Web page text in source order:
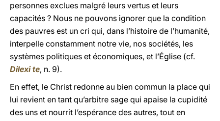
personnes exclues malgré leurs vertus et leurs
capacités ? Nous ne pouvons ignorer que la condition
des pauvres est un cri qui, dans l’histoire de l’humanité,
interpelle constamment notre vie, nos sociétés, les
systèmes politiques et économiques, et l’Église (cf.
Dilexi te, n. 9).
En effet, le Christ redonne au bien commun la place qui
lui revient en tant qu’arbitre sage qui apaise la cupidité
des uns et nourrit l’espérance des autres, tout en